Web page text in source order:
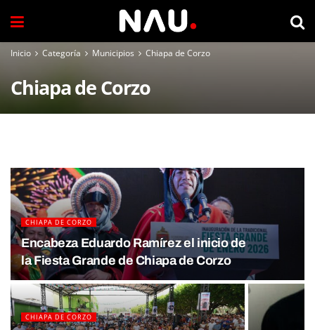
Inicio Categoría Municipios Chiapa de Corzo
Chiapa de Corzo
CHIAPA DE CORZO
Encabeza Eduardo Ramírez el inicio de
la Fiesta Grande de Chiapa de Corzo
CHIAPA DE CORZO